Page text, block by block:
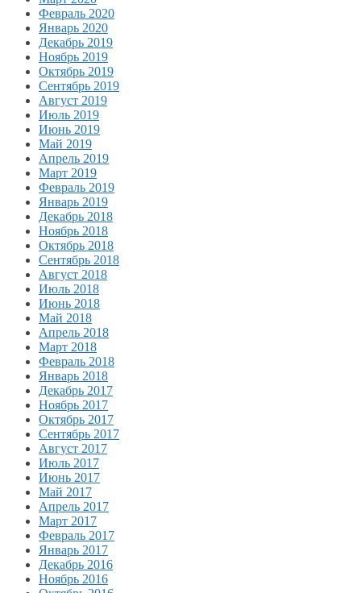
Февраль 2020
Январь 2020
Декабрь 2019
Ноябрь 2019
Октябрь 2019
Сентябрь 2019
Август 2019
Июль 2019
Июнь 2019
Май 2019
Апрель 2019
Март 2019
Февраль 2019
Январь 2019
Декабрь 2018
Ноябрь 2018
Октябрь 2018
Сентябрь 2018
Август 2018
Июль 2018
Июнь 2018
Май 2018
Апрель 2018
Март 2018
Февраль 2018
Январь 2018
Декабрь 2017
Ноябрь 2017
Октябрь 2017
Сентябрь 2017
Август 2017
Июль 2017
Июнь 2017
Май 2017
Апрель 2017
Март 2017
Февраль 2017
Январь 2017
Декабрь 2016
Ноябрь 2016